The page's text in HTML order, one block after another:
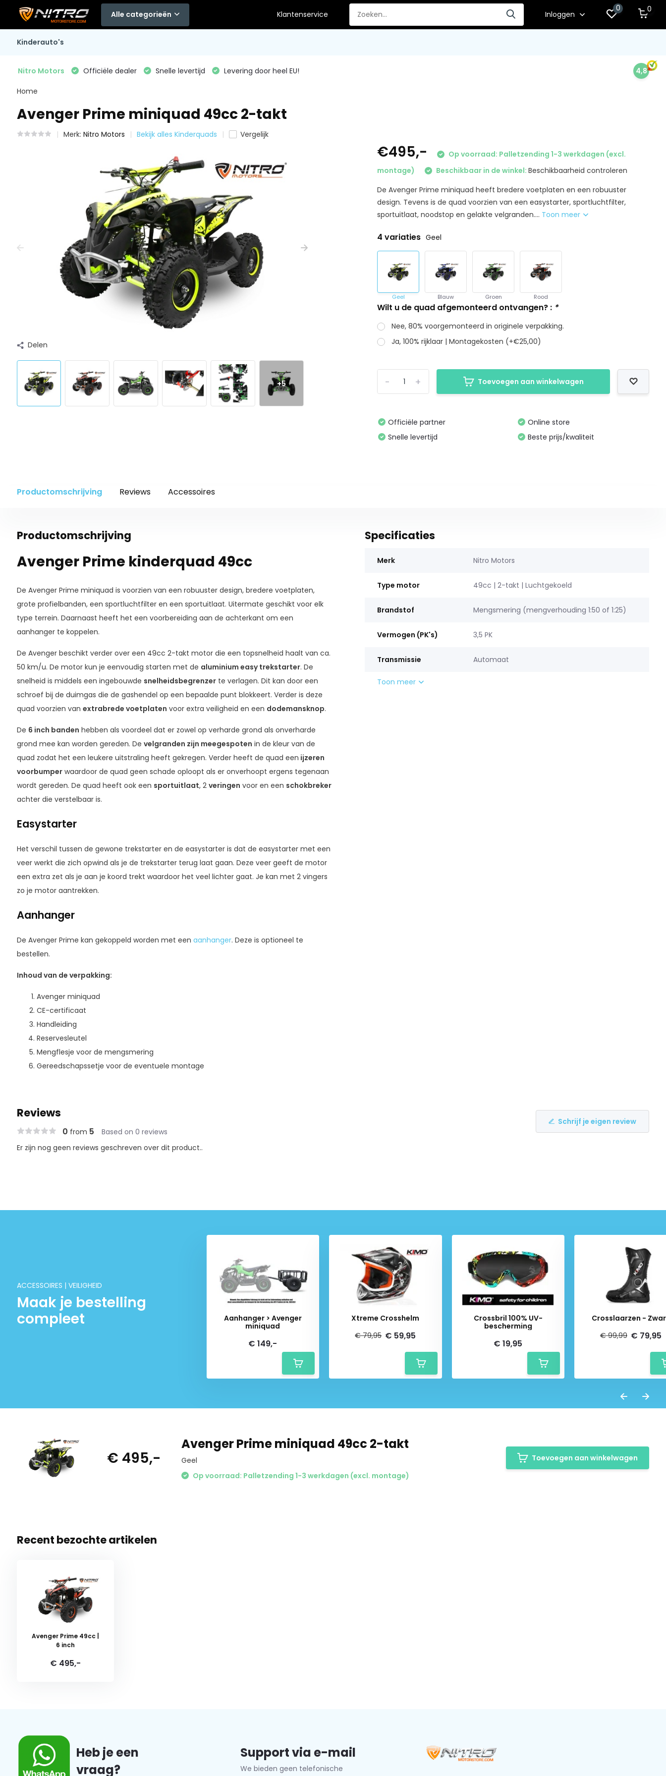
Alle categorieën Klantenservice Inloggen
0 0
Kinderauto's
Nitro Motors Officiële dealer Snelle levertijd Levering door heel EU! 4,8
Home
Avenger Prime miniquad 49cc 2-takt
Merk: Nitro Motors Bekijk alles Kinderquads Vergelijk
Delen
+5
€495,-
Op voorraad: Palletzending 1-3 werkdagen (excl.
montage)
Beschikbaar in de winkel:Beschikbaarheid controleren
De Avenger Prime miniquad heeft bredere voetplaten en een robuuster
design. Tevens is de quad voorzien van een easystarter, sportluchtfilter,
sportuitlaat, noodstop en gelakte velgranden.... Toon meer
4 variaties Geel
Geel Blauw Groen Rood
Wilt u de quad afgemonteerd ontvangen? : *
Nee, 80% voorgemonteerd in originele verpakking.
Ja, 100% rijklaar | Montagekosten (+€25,00)
+
- Toevoegen aan winkelwagen
Officiële partner
Snelle levertijd
Online store
Beste prijs/kwaliteit
Productomschrijving Reviews Accessoires
Productomschrijving
Avenger Prime kinderquad 49cc
De Avenger Prime miniquad is voorzien van een robuuster design, bredere voetplaten,
grote profielbanden, een sportluchtfilter en een sportuitlaat. Uitermate geschikt voor elk
type terrein. Daarnaast heeft het een voorbereiding aan de achterkant om een
aanhanger te koppelen.
De Avenger beschikt verder over een 49cc 2-takt motor die een topsnelheid haalt van ca.
50 km/u. De motor kun je eenvoudig starten met de aluminium easy trekstarter. De
snelheid is middels een ingebouwde snelheidsbegrenzerte verlagen. Dit kan door een
schroef bij de duimgas die de gashendel op een bepaalde punt blokkeert. Verder is deze
quad voorzien van extrabrede voetplaten voor extra veiligheid en een dodemansknop.
De 6 inch banden hebben als voordeel dat er zowel op verharde grond als onverharde
grond mee kan worden gereden. De velgranden zijn meegespoten in de kleur van de
quad zodat het een leukere uitstraling heeft gekregen. Verder heeft de quad een ijzeren
voorbumperwaardoor de quad geen schade oploopt als er onverhoopt ergens tegenaan
wordt gereden. De quad heeft ook een sportuitlaat, 2 veringen voor en een schokbreker
achter die verstelbaar is.
Easystarter
Het verschil tussen de gewone trekstarter en de easystarter is dat de easystarter met een
veer werkt die zich opwind als je de trekstarter terug laat gaan. Deze veer geeft de motor
een extra zet als je aan je koord trekt waardoor het veel lichter gaat. Je kan met 2 vingers
zo je motor aantrekken.
Aanhanger
De Avenger Prime kan gekoppeld worden met een aanhanger. Deze is optioneel te
bestellen.
Inhoud van de verpakking:
Avenger miniquad
CE-certificaat
Handleiding
Reservesleutel
Mengflesje voor de mengsmering
Gereedschapssetje voor de eventuele montage
Specificaties
Merk Nitro Motors
Type motor 49cc | 2-takt | Luchtgekoeld
Brandstof Mengsmering (mengverhouding 1:50 of 1:25)
Vermogen (PK's) 3,5 PK
Transmissie Automaat
Toon meer
Reviews
0 from 5 Based on 0 reviews
Schrijf je eigen review
Er zijn nog geen reviews geschreven over dit product..
ACCESSOIRES | VEILIGHEID
Maak je bestelling
compleet
/
| Kids
Aanhanger > Avenger
miniquad
€ 149,-
Xtreme Crosshelm
€ 79,95 € 59,95
Crossbril 100% UV-
bescherming
€ 19,95
Crosslaarzen -
€ 99,99 € 79,95
€ 495,-
Avenger Prime miniquad 49cc 2-takt
Geel
Op voorraad: Palletzending 1-3 werkdagen (excl. montage)
Toevoegen aan winkelwagen
Recent bezochte artikelen
Avenger Prime 49cc |
6 inch
€ 495,-
Heb je een
vraag?
Support via e-mail
We bieden geen telefonische